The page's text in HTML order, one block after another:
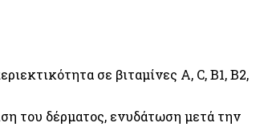
σε βιταμίνες A, C, B1, B2,
του δέρματος, ενυδάτωση μετά την